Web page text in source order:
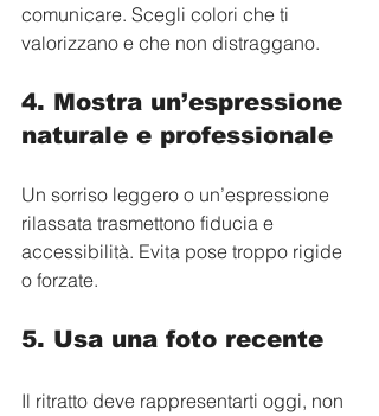
comunicare. Scegli colori che ti
valorizzano e che non distraggano.
4. Mostra un’espressione
naturale e professionale
Un sorriso leggero o un’espressione
rilassata trasmettono fiducia e
accessibilità. Evita pose troppo rigide
o forzate.
5. Usa una foto recente
Il ritratto deve rappresentarti oggi, non